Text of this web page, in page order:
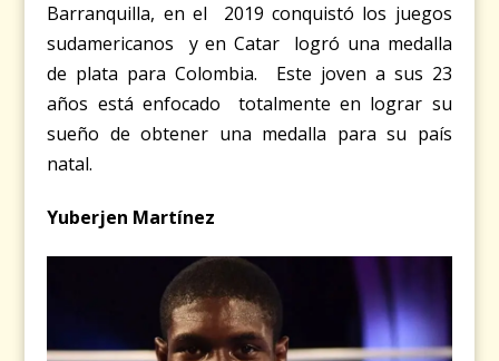
Barranquilla, en el 2019 conquistó los juegos
sudamericanos y en Catar logró una medalla
de plata para Colombia. Este joven a sus 23
años está enfocado totalmente en lograr su
sueño de obtener una medalla para su país
natal.
Yuberjen Martínez